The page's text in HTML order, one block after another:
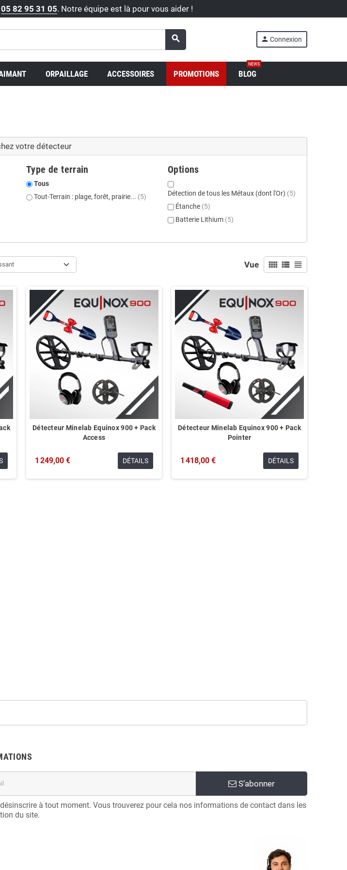
05 82 95 31 05. Notre équipe est là pour vous aider !
search person Connexion
ORPAILLAGE ACCESSOIRES PROMOTIONS BLOG
NEWS
votre détecteur
Type de terrain
Tous
Tout-Terrain : plage, forêt, prairie... (5)
Options
Détection de tous les Métaux (dont l'Or) (5)
Étanche (5)
Batterie Lithium (5)
Vue view_comfy view_list view_headline
Détecteur Minelab Equinox 900 + Pack
Access
1 249,00 € DÉTAILS
Détecteur Minelab Equinox 900 + Pack
Pointer
1 418,00 € DÉTAILS
S’abonner
à tout moment. Vous trouverez pour cela nos informations de contact dans les
du site.